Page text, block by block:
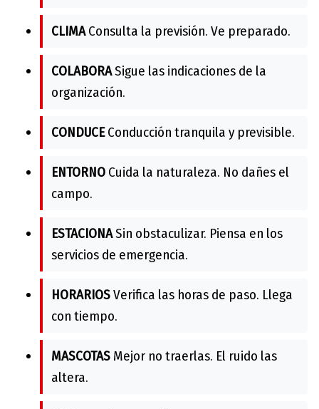
CLIMAConsulta la previsión. Ve preparado.
COLABORASigue las indicaciones de la
organización.
CONDUCEConducción tranquila y previsible.
ENTORNO Cuida la naturaleza. No dañes el
campo.
ESTACIONASin obstaculizar. Piensa en los
servicios de emergencia.
HORARIOSVerifica las horas de paso. Llega
con tiempo.
MASCOTAS Mejor no traerlas. El ruido las
altera.